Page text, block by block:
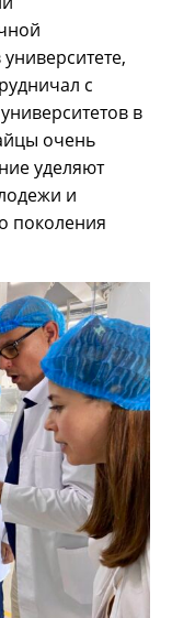
с
в
очень
уделяют
и
поколения